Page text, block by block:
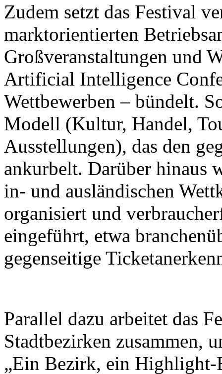
Zudem setzt das Festival
marktorientierten
Großveranstaltungen und
Artificial Intelligence
Wettbewerben – bündelt.
Modell (Kultur, Handel,
Ausstellungen), das den
ankurbelt. Darüber hinaus
in- und ausländischen
organisiert und
eingeführt, etwa
gegenseitige
Parallel dazu arbeitet das
Stadtbezirken zusammen,
„Ein Bezirk, ein Highlight-